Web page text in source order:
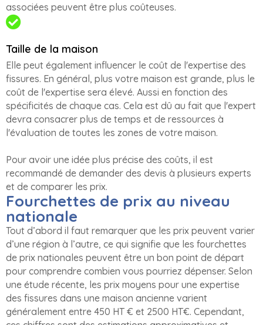
associées peuvent être plus coûteuses.
Taille de la maison
Elle peut également influencer le coût de l'expertise des
fissures. En général, plus votre maison est grande, plus le
coût de l'expertise sera élevé. Aussi en fonction des
spécificités de chaque cas. Cela est dû au fait que l'expert
devra consacrer plus de temps et de ressources à
l'évaluation de toutes les zones de votre maison.
Pour avoir une idée plus précise des coûts, il est
recommandé de demander des devis à plusieurs experts
et de comparer les prix.
Fourchettes de prix au niveau
nationale
Tout d’abord il faut remarquer que les prix peuvent varier
d’une région à l’autre, ce qui signifie que les fourchettes
de prix nationales peuvent être un bon point de départ
pour comprendre combien vous pourriez dépenser. Selon
une étude récente, les prix moyens pour une expertise
des fissures dans une maison ancienne varient
généralement entre 450 HT € et 2500 HT€. Cependant,